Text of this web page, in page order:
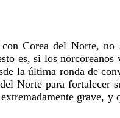
Corea del Norte,
es, si los
la última ronda de
Norte para fortalecer